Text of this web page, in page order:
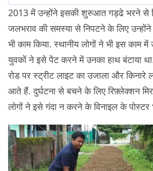
2013 में उन्होंने इसकी शुरुआत गड्ढे भरने से
जलभराव की समस्या से निपटने के लिए
भी काम किया. स्थानीय लोगों ने भी इस काम
युवकों ने इसे पेंट करने में उनका हाथ बंटाया
रोड पर स्ट्रीट लाइट का उजाला और
आते हैं. दुर्घटना से बचने के लिए रिफ़्लेक्शन
लोगों ने इसे गंदा न करने के विनाइल के पोस्टर